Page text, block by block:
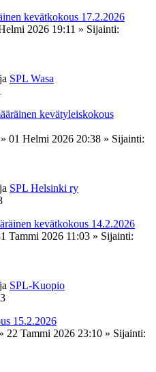
kevätkokous 17.2.2026
2026 19:11 » Sijainti:
SPL Wasa
kevätyleiskokous
» 01 Helmi 2026 20:38 » Sijainti:
SPL Helsinki ry
kevätkokous 14.2.2026
Tammi 2026 11:03 » Sijainti:
SPL-Kuopio
15.2.2026
» 22 Tammi 2026 23:10 » Sijainti: